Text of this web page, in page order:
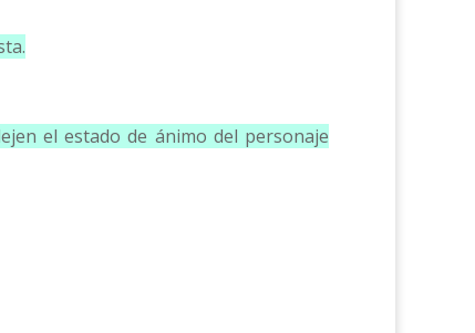
el estado de ánimo del personaje